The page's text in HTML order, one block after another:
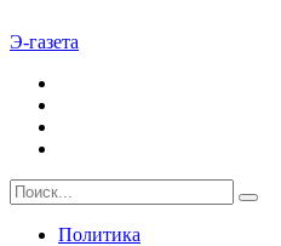
Э-газета
Политика